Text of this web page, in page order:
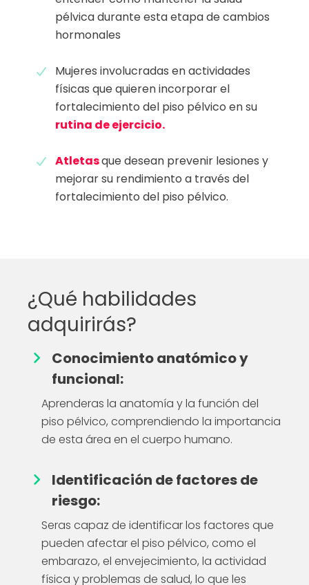
pélvica durante esta etapa de cambios
hormonales
Mujeres involucradas en actividades
físicas que quieren incorporar el
fortalecimiento del piso pélvico en su
rutina de ejercicio.
Atletasque desean prevenir lesiones y
mejorar su rendimiento a través del
fortalecimiento del piso pélvico.
¿Qué habilidades
adquirirás?
Conocimiento anatómico y
funcional:
Aprenderas la anatomía y la función del
piso pélvico, comprendiendo la importancia
de esta área en el cuerpo humano.
Identificación de factores de
riesgo:
Seras capaz de identificar los factores que
pueden afectar el piso pélvico, como el
embarazo, el envejecimiento, la actividad
física y problemas de salud, lo que les